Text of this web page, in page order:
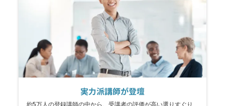
実力派講師が登壇